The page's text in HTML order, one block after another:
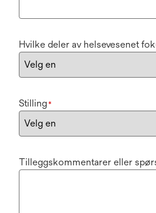
Hvilke deler av helsevesenet
Stilling*
Tilleggskommentarer eller